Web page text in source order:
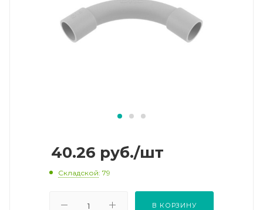
40.26 руб./шт
Складской: 79
В КОРЗИНУ